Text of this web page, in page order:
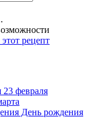
рецепт
23 февраля
День рождения